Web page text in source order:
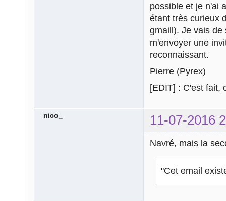
possible et je n'ai
étant très curieux
gmaill). Je vais de
m'envoyer une
reconnaissant.
Pierre (Pyrex)
[EDIT] : C'est fait,
nico_ 11-07-2016
Navré, mais la
"Cet email